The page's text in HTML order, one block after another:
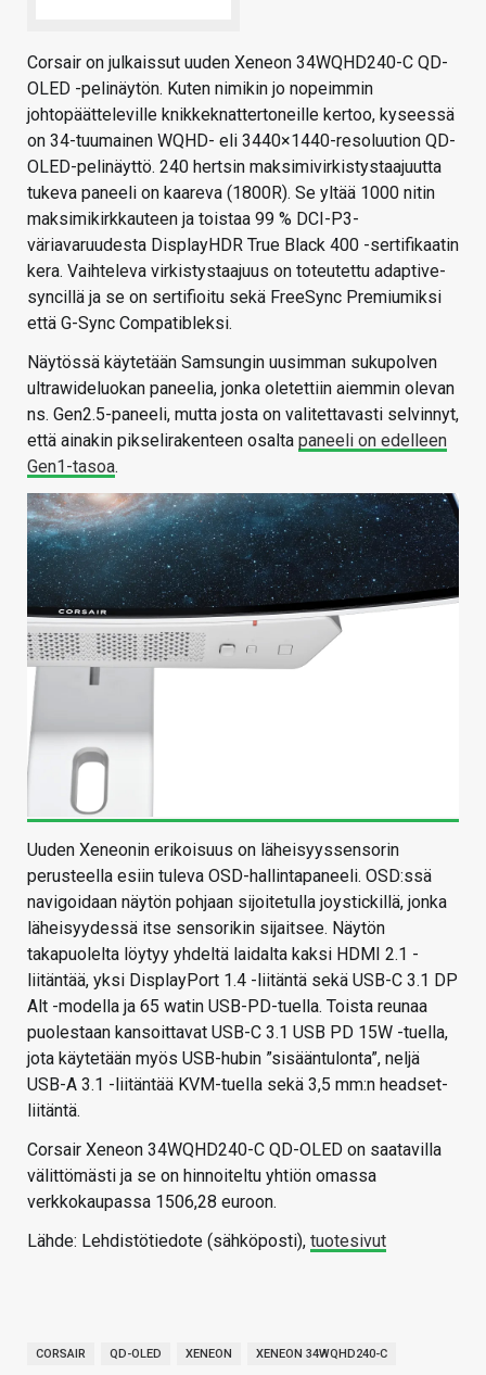
Corsair on julkaissut uuden Xeneon 34WQHD240-C QD-
OLED -pelinäytön. Kuten nimikin jo nopeimmin
johtopäätteleville knikkeknattertoneille kertoo, kyseessä
on 34-tuumainen WQHD- eli 3440×1440-resoluution QD-
OLED-pelinäyttö. 240 hertsin maksimivirkistystaajuutta
tukeva paneeli on kaareva (1800R). Se yltää 1000 nitin
maksimikirkkauteen ja toistaa 99 % DCI-P3-
väriavaruudesta DisplayHDR True Black 400 -sertifikaatin
kera. Vaihteleva virkistystaajuus on toteutettu adaptive-
syncillä ja se on sertifioitu sekä FreeSync Premiumiksi
että G-Sync Compatibleksi.
Näytössä käytetään Samsungin uusimman sukupolven
ultrawideluokan paneelia, jonka oletettiin aiemmin olevan
ns. Gen2.5-paneeli, mutta josta on valitettavasti selvinnyt,
että ainakin pikselirakenteen osalta paneeli on edelleen
Gen1-tasoa.
Uuden Xeneonin erikoisuus on läheisyyssensorin
perusteella esiin tuleva OSD-hallintapaneeli. OSD:ssä
navigoidaan näytön pohjaan sijoitetulla joystickillä, jonka
läheisyydessä itse sensorikin sijaitsee. Näytön
takapuolelta löytyy yhdeltä laidalta kaksi HDMI 2.1 -
liitäntää, yksi DisplayPort 1.4 -liitäntä sekä USB-C 3.1 DP
Alt -modella ja 65 watin USB-PD-tuella. Toista reunaa
puolestaan kansoittavat USB-C 3.1 USB PD 15W -tuella,
jota käytetään myös USB-hubin ”sisääntulonta”, neljä
USB-A 3.1 -liitäntää KVM-tuella sekä 3,5 mm:n headset-
liitäntä.
Corsair Xeneon 34WQHD240-C QD-OLED on saatavilla
välittömästi ja se on hinnoiteltu yhtiön omassa
verkkokaupassa 1506,28 euroon.
Lähde: Lehdistötiedote (sähköposti), tuotesivut
CORSAIR QD-OLED XENEON XENEON 34WQHD240-C